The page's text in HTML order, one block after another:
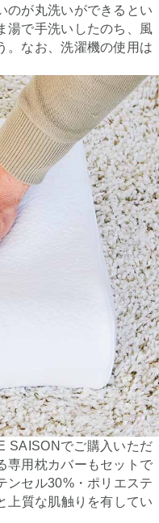
のが丸洗いができるとい
湯で手洗いしたのち、風
。なお、洗濯機の使用は
SAISONでご購入いただ
専用枕カバーもセットで
ンセル30%・ポリエステ
上質な肌触りを有してい